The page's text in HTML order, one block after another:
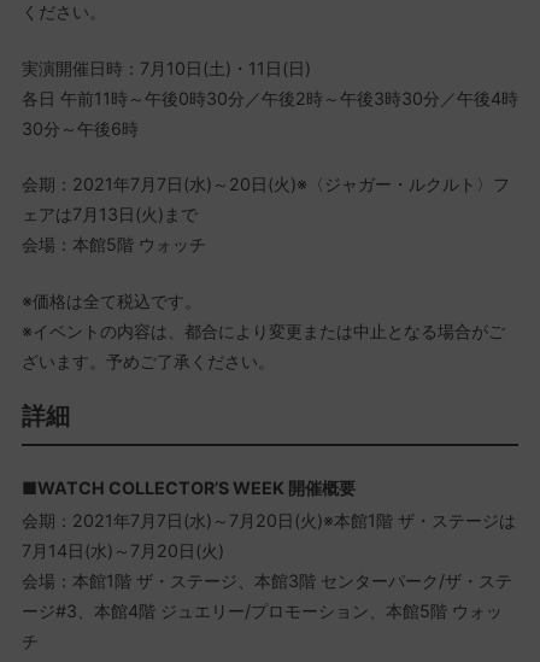
ください。
実演開催日時：7月10日(土)・11日(日)
各日 午前11時～午後0時30分／午後2時～午後3時30分／午後4時
30分～午後6時
会期：2021年7月7日(水)～20日(火)※〈ジャガー・ルクルト〉フ
ェアは7月13日(火)まで
会場：本館5階 ウォッチ
※価格は全て税込です。
※イベントの内容は、都合により変更または中止となる場合がご
ざいます。予めご了承ください。
詳細
■WATCH COLLECTOR’S WEEK 開催概要
会期：2021年7月7日(水)～7月20日(火)※本館1階 ザ・ステージは
7月14日(水)～7月20日(火)
会場：本館1階 ザ・ステージ、本館3階 センターパーク/ザ・ステ
ージ#3、本館4階 ジュエリー/プロモーション、本館5階 ウォッ
チ